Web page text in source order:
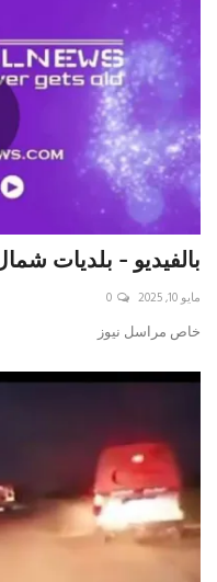
بالفيديو - بلديات شمال
مايو 10, 2025 0
خاص مراسل نيوز